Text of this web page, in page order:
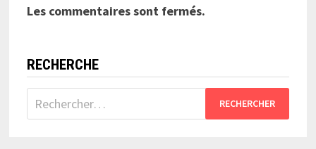
Les commentaires sont fermés.
RECHERCHE
Rechercher :